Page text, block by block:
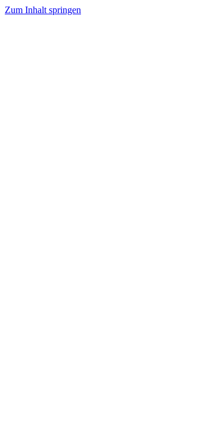
Zum Inhalt springen